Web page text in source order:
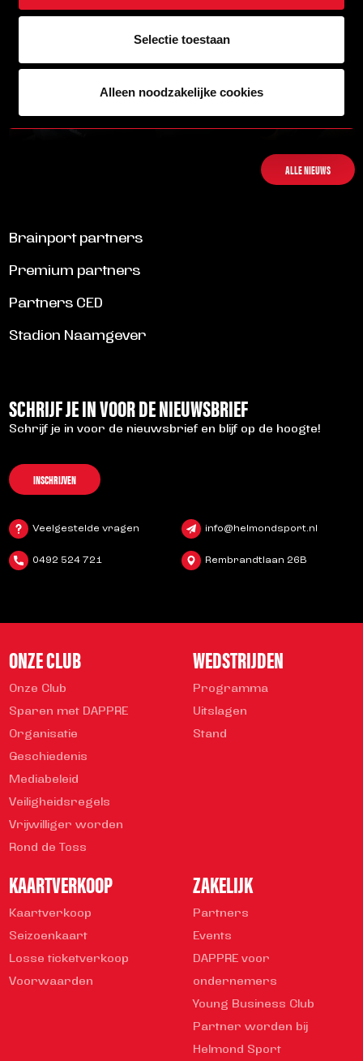
Selectie toestaan
Alleen noodzakelijke cookies
13/04/2026 19:00
MANDERS TOTAAL TRAPT HET BUITENSCHILDERSEIZOEN AF BIJ
HELMOND SPORT
LEES MEER
ALLE NIEUWS
Brainport partners
Premium partners
Partners CED
Stadion Naamgever
SCHRIJF JE IN VOOR DE NIEUWSBRIEF
Schrijf je in voor de nieuwsbrief en blijf op de hoogte!
INSCHRIJVEN
Veelgestelde vragen info@helmondsport.nl
0492 524 721 Rembrandtlaan 26B
ONZE CLUB
Onze Club
Sparen met DAPPRE
Organisatie
Geschiedenis
Mediabeleid
Veiligheidsregels
Vrijwilliger worden
Rond de Toss
WEDSTRIJDEN
Programma
Uitslagen
Stand
KAARTVERKOOP
Kaartverkoop
Seizoenkaart
Losse ticketverkoop
Voorwaarden
ZAKELIJK
Partners
Events
DAPPRE voor
ondernemers
Young Business Club
Partner worden bij
Helmond Sport